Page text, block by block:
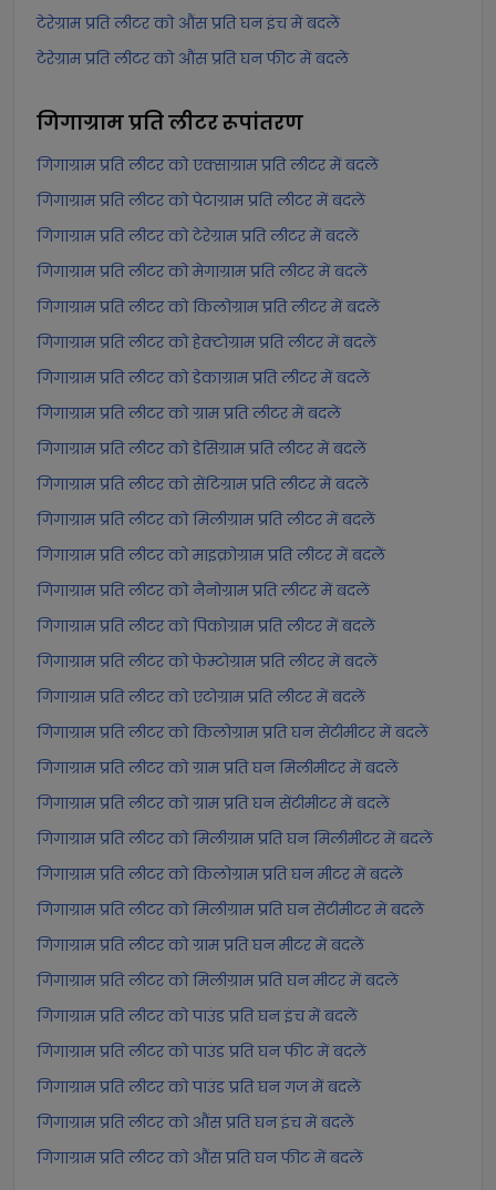
टेरेग्राम प्रति लीटर को औंस प्रति घन इंच में बदलें
टेरेग्राम प्रति लीटर को औंस प्रति घन फीट में बदलें
गिगाग्राम प्रति लीटररूपांतरण
गिगाग्राम प्रति लीटर को एक्साग्राम प्रति लीटर में बदलें
गिगाग्राम प्रति लीटर को पेटाग्राम प्रति लीटर में बदलें
गिगाग्राम प्रति लीटर को टेरेग्राम प्रति लीटर में बदलें
गिगाग्राम प्रति लीटर को मेगाग्राम प्रति लीटर में बदलें
गिगाग्राम प्रति लीटर को किलोग्राम प्रति लीटर में बदलें
गिगाग्राम प्रति लीटर को हेक्टोग्राम प्रति लीटर में बदलें
गिगाग्राम प्रति लीटर को डेकाग्राम प्रति लीटर में बदलें
गिगाग्राम प्रति लीटर को ग्राम प्रति लीटर में बदलें
गिगाग्राम प्रति लीटर को डेसिग्राम प्रति लीटर में बदलें
गिगाग्राम प्रति लीटर को सेंटिग्राम प्रति लीटर में बदलें
गिगाग्राम प्रति लीटर को मिलीग्राम प्रति लीटर में बदलें
गिगाग्राम प्रति लीटर को माइक्रोग्राम प्रति लीटर में बदलें
गिगाग्राम प्रति लीटर को नैनोग्राम प्रति लीटर में बदलें
गिगाग्राम प्रति लीटर को पिकोग्राम प्रति लीटर में बदलें
गिगाग्राम प्रति लीटर को फेम्टोग्राम प्रति लीटर में बदलें
गिगाग्राम प्रति लीटर को एटोग्राम प्रति लीटर में बदलें
गिगाग्राम प्रति लीटर को किलोग्राम प्रति घन सेंटीमीटर में बदलें
गिगाग्राम प्रति लीटर को ग्राम प्रति घन मिलीमीटर में बदलें
गिगाग्राम प्रति लीटर को ग्राम प्रति घन सेंटीमीटर में बदलें
गिगाग्राम प्रति लीटर को मिलीग्राम प्रति घन मिलीमीटर में बदलें
गिगाग्राम प्रति लीटर को किलोग्राम प्रति घन मीटर में बदलें
गिगाग्राम प्रति लीटर को मिलीग्राम प्रति घन सेंटीमीटर में बदलें
गिगाग्राम प्रति लीटर को ग्राम प्रति घन मीटर में बदलें
गिगाग्राम प्रति लीटर को मिलीग्राम प्रति घन मीटर में बदलें
गिगाग्राम प्रति लीटर को पाउंड प्रति घन इंच में बदलें
गिगाग्राम प्रति लीटर को पाउंड प्रति घन फीट में बदलें
गिगाग्राम प्रति लीटर को पाउंड प्रति घन गज में बदलें
गिगाग्राम प्रति लीटर को औंस प्रति घन इंच में बदलें
गिगाग्राम प्रति लीटर को औंस प्रति घन फीट में बदलें